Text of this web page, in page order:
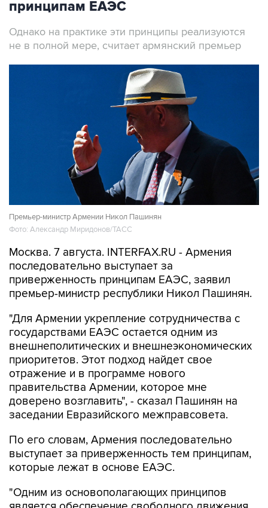
Однако на практике эти принципы реализуются
Премьер-министр Армении Никол Пашинян
Фото: Александр Миридонов/ТАСС
Москва. 7 августа. INTERFAX.RU - Армения
приверженность принципам ЕАЭС, заявил
премьер-министр республики Никол Пашинян.
"Для Армении укрепление сотрудничества с
внешнеполитических и внешнеэкономических
приоритетов. Этот подход найдет свое
отражение и в программе нового
правительства Армении, которое мне
доверено возглавить", - сказал Пашинян на
заседании Евразийского межправсовета.
По его словам, Армения последовательно
которые лежат в основе ЕАЭС.
"Одним из основополагающих принципов
товаров, услуг, капитала и рабочей силы. К